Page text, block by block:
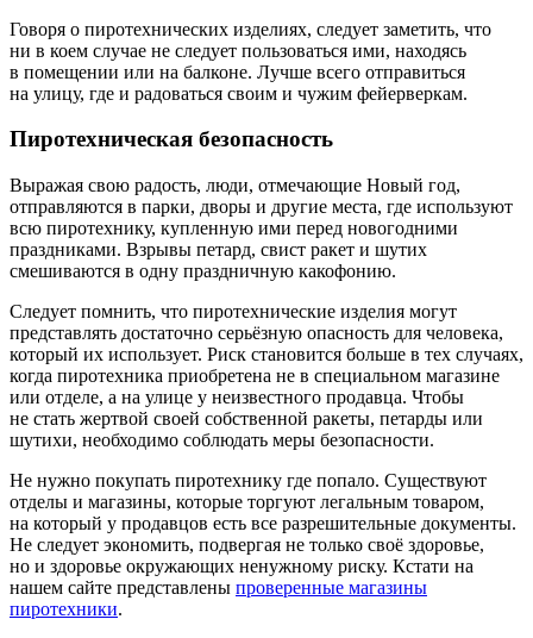
Говоря о пиротехнических изделиях, следует заметить, что
ни в коем случае не следует пользоваться ими, находясь
в помещении или на балконе. Лучше всего отправиться
на улицу, где и радоваться своим и чужим фейерверкам.
Пиротехническая безопасность
Выражая свою радость, люди, отмечающие Новый год,
отправляются в парки, дворы и другие места, где используют
всю пиротехнику, купленную ими перед новогодними
праздниками. Взрывы петард, свист ракет и шутих
смешиваются в одну праздничную какофонию.
Следует помнить, что пиротехнические изделия могут
представлять достаточно серьёзную опасность для человека,
который их использует. Риск становится больше в тех случаях,
когда пиротехника приобретена не в специальном магазине
или отделе, а на улице у неизвестного продавца. Чтобы
не стать жертвой своей собственной ракеты, петарды или
шутихи, необходимо соблюдать меры безопасности.
Не нужно покупать пиротехнику где попало. Существуют
отделы и магазины, которые торгуют легальным товаром,
на который у продавцов есть все разрешительные документы.
Не следует экономить, подвергая не только своё здоровье,
но и здоровье окружающих ненужному риску. Кстати на
нашем сайте представлены проверенные магазины
пиротехники.